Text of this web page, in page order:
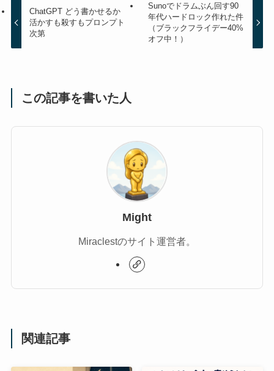
ChatGPT どう書かせるか
活かすも殺すもプロンプト
次第
Sunoでドラムぶん回す90
年代ハードロック作れた件
（ブラックフライデー40%
オフ中！）
この記事を書いた人
Might
Miraclestのサイト運営者。
関連記事